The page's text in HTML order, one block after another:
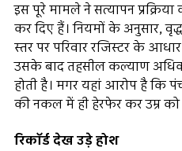
इस पूरे मामले ने सत्यापन
कर दिए हैं। नियमों के अनुसार,
स्तर पर परिवार रजिस्टर के
उसके बाद तहसील कल्याण
होती है। मगर यहां आरोप है कि
की नकल में ही हेरफेर कर उम्र को
रिकॉर्ड देख उड़े होश